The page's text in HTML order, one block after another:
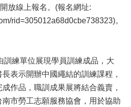
放線上報名。(報名網址:
rid=305012a68d0cbe738323)。
訓練單位展現學員訓練成品，大
表示開辦中國繩結的訓練課程，
作品，職訓成果展將結合義賣，
市勞工志願服務協會，用於協助